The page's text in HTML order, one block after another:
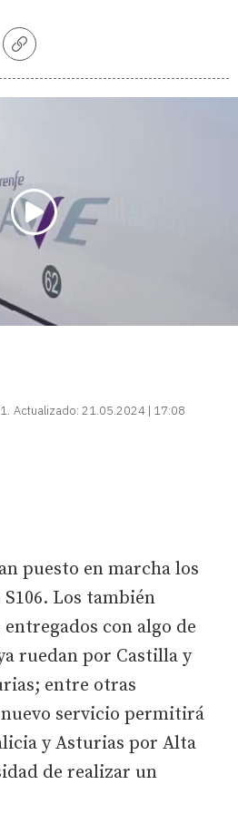
Copiar
Actualizado: 21.05.2024 | 17:08
puesto en marcha los
Los también
con algo de
ruedan por Castilla y
entre otras
servicio permitirá
y Asturias por Alta
de realizar un